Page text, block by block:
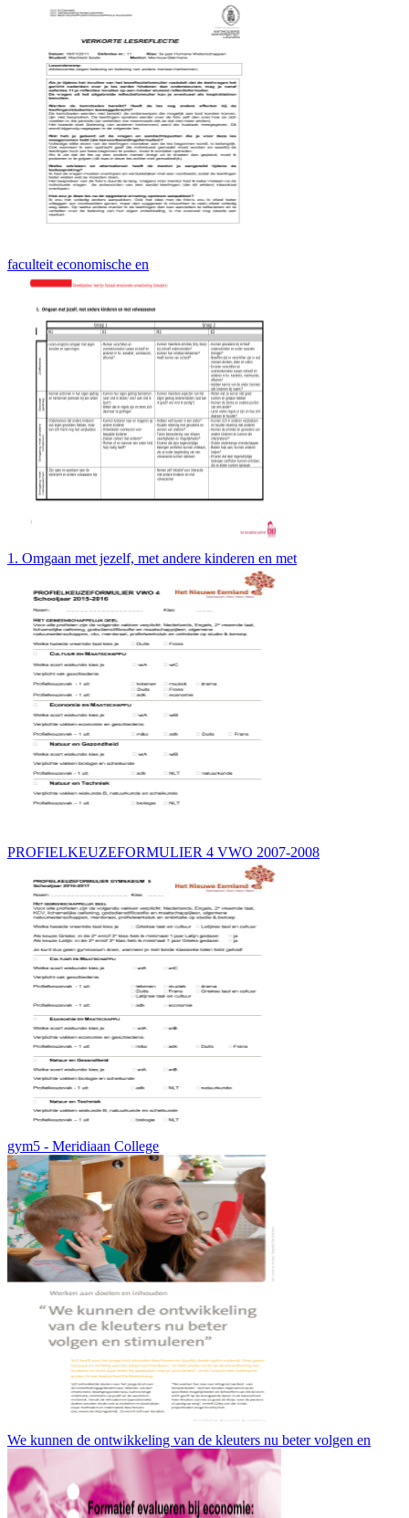
faculteit economische en
1. Omgaan met jezelf, met andere kinderen en met
PROFIELKEUZEFORMULIER 4 VWO 2007-2008
gym5 - Meridiaan College
We kunnen de ontwikkeling van de kleuters nu beter volgen en